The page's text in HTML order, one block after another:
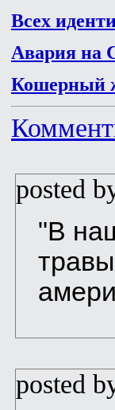
Всех
Авария на
Кошерный
posted
"В
posted